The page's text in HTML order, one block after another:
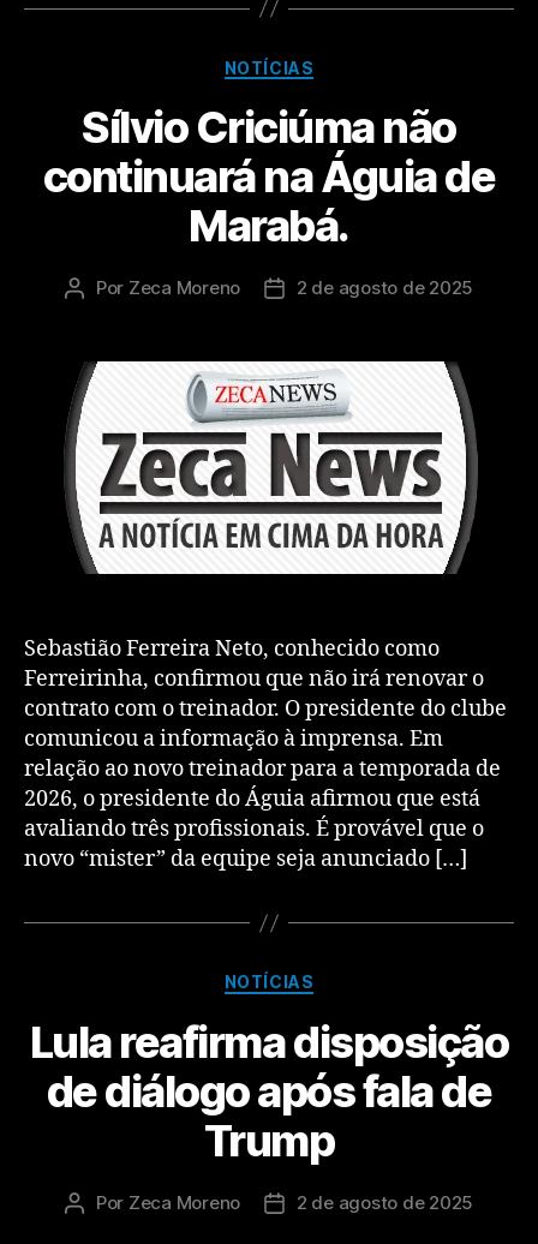
NOTÍCIAS
Sílvio Criciúma não
continuará na Águia de
Marabá.
Por Zeca Moreno 2 de agosto de 2025
Sebastião Ferreira Neto, conhecido como
Ferreirinha, confirmou que não irá renovar o
contrato com o treinador. O presidente do clube
comunicou a informação à imprensa. Em
relação ao novo treinador para a temporada de
2026, o presidente do Águia afirmou que está
avaliando três profissionais. É provável que o
novo “mister” da equipe seja anunciado […]
NOTÍCIAS
Lula reafirma disposição
de diálogo após fala de
Trump
Por Zeca Moreno 2 de agosto de 2025